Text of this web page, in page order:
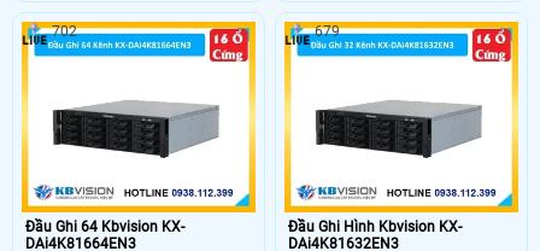
lên đến 32MP và xuất hình 8K
HDMI.Hỗ trợ 2 ổ cứng mỗi ổ 20TB.
Công nghệ AI như nhận diện khuôn
tích hành vi.
camera lên đến 6.0MP, hỗ trợ ghi
hình lên đến 5.0MP, trang bị chuẩn
nén H.265+ giúp tiết kiệm băng
Đầu Ghi 64 Kbvision KX-
DAi4K81664EN3
702
Đầu Ghi Hình Kbvision KX-
DAi4K81632EN3
679